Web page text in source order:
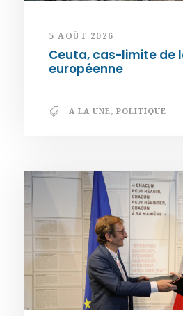
5 AOÛT 2026
Ceuta, cas-limite de
européenne
A LA UNE, POLITIQUE